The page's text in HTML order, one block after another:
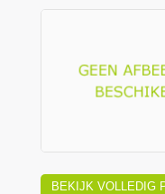
BEKIJK VOLLEDIG